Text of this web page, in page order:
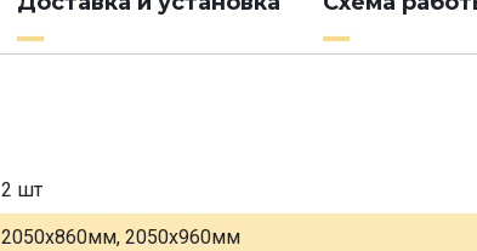
2 шт
2050х860мм, 2050х960мм